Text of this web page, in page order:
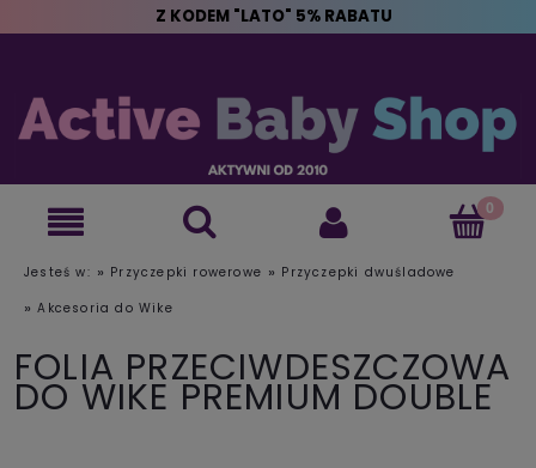
Z KODEM "LATO" 5% RABATU
Jesteś w: » Przyczepki rowerowe » Przyczepki dwuśladowe
» Akcesoria do Wike
FOLIA PRZECIWDESZCZOWA
DO WIKE PREMIUM DOUBLE